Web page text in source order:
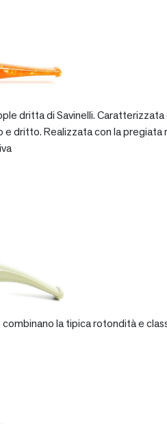
dritta di Savinelli.
dritto. Realizzata con la pregiata
la tipica rotondità e